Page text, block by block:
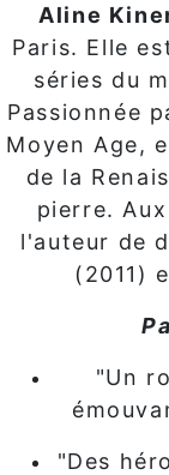
Aline
Paris. Elle
séries du
Passionnée
Moyen Age,
de la
pierre.
l'auteur de
(2011)
"Un
"Des